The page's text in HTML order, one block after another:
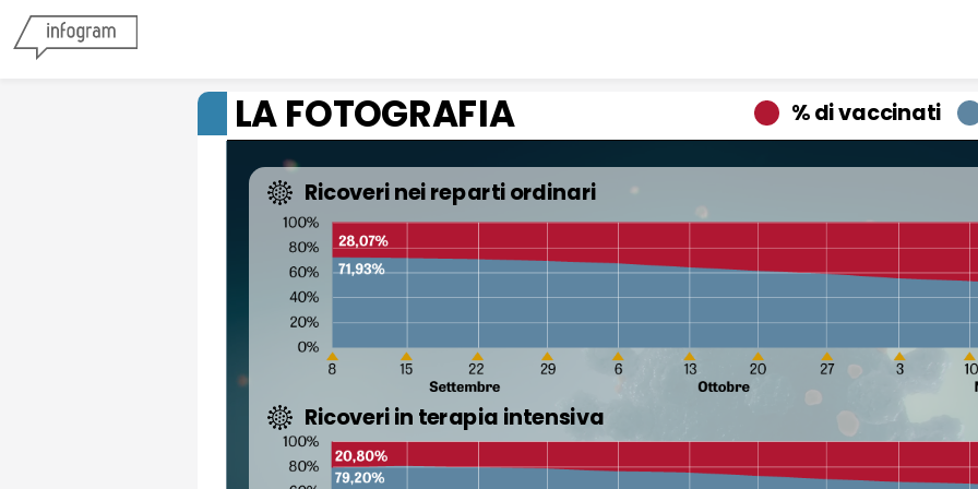
LA FOTOGRAFIA % di vaccinati
Ricoveri nei reparti ordinari
Ricoveri in terapia intensiva